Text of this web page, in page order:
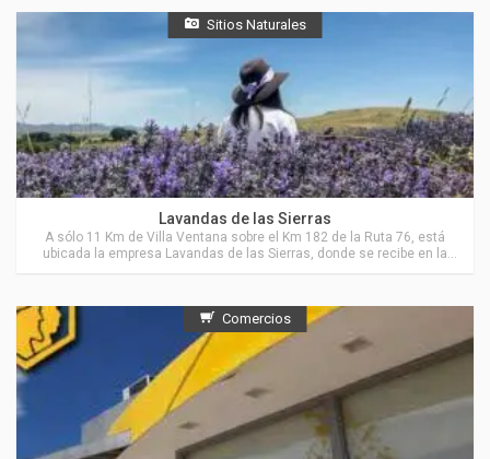
Sitios Naturales
Actividades en Villa Ventana
Lavandas de las Sierras
A sólo 11 Km de Villa Ventana sobre el Km 182 de la Ruta 76, está
ubicada la empresa Lavandas de las Sierras, donde se recibe en la
parte del campo, sus sierras, valles y arroyos.
Comercios